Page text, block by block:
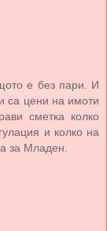
е без пари. И
са цени на имоти
сметка колко
и колко на
за Младен.